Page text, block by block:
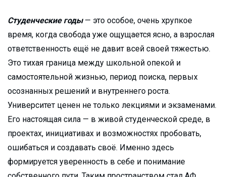
Студенческие годы— это особое, очень хрупкое
время, когда свобода уже ощущается ясно, а взрослая
ответственность ещё не давит всей своей тяжестью.
Это тихая граница между школьной опекой и
самостоятельной жизнью, период поиска, первых
осознанных решений и внутреннего роста.
Университет ценен не только лекциями и экзаменами.
Его настоящая сила — в живой студенческой среде, в
проектах, инициативах и возможностях пробовать,
ошибаться и создавать своё. Именно здесь
формируется уверенность в себе и понимание